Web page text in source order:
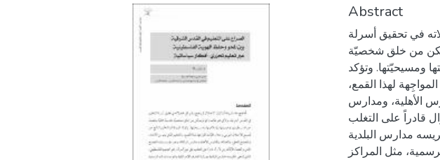
Abstract
في تحقيق أسرلة
من خلق شخصيّة
ومسيحيّتها. وتؤكد
لهذا القمع،
الأهلية، ومدارس
قادراً على التغلب
مدارس البلدية
مثل المراكز